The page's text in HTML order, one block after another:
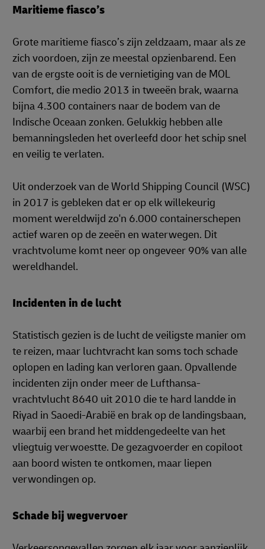
Maritieme fiasco’s
Grote maritieme fiasco’s zijn zeldzaam, maar als ze
zich voordoen, zijn ze meestal opzienbarend. Een
van de ergste ooit is de vernietiging van de MOL
Comfort, die medio 2013 in tweeën brak, waarna
bijna 4.300 containers naar de bodem van de
Indische Oceaan zonken. Gelukkig hebben alle
bemanningsleden het overleefd door het schip snel
en veilig te verlaten.
Uit onderzoek van de World Shipping Council (WSC)
in 2017 is gebleken dat er op elk willekeurig
moment wereldwijd zo'n 6.000 containerschepen
actief waren op de zeeën en waterwegen. Dit
vrachtvolume komt neer op ongeveer 90% van alle
wereldhandel.
Incidenten in de lucht
Statistisch gezien is de lucht de veiligste manier om
te reizen, maar luchtvracht kan soms toch schade
oplopen en lading kan verloren gaan. Opvallende
incidenten zijn onder meer de Lufthansa-
vrachtvlucht 8640 uit 2010 die te hard landde in
Riyad in Saoedi-Arabië en brak op de landingsbaan,
waarbij een brand het middengedeelte van het
vliegtuig verwoestte. De gezagvoerder en copiloot
aan boord wisten te ontkomen, maar liepen
verwondingen op.
Schade bij wegvervoer